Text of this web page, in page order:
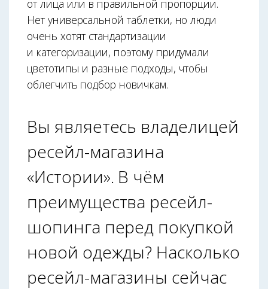
от лица или в правильной пропорции.
Нет универсальной таблетки, но люди
очень хотят стандартизации
и категоризации, поэтому придумали
цветотипы и разные подходы, чтобы
облегчить подбор новичкам.
Вы являетесь владелицей
ресейл-магазина
«Истории». В чём
преимущества ресейл-
шопинга перед покупкой
новой одежды? Насколько
ресейл-магазины сейчас